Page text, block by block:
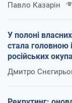
Павло Казарін
У полоні
стала головною
російських
Дмитро